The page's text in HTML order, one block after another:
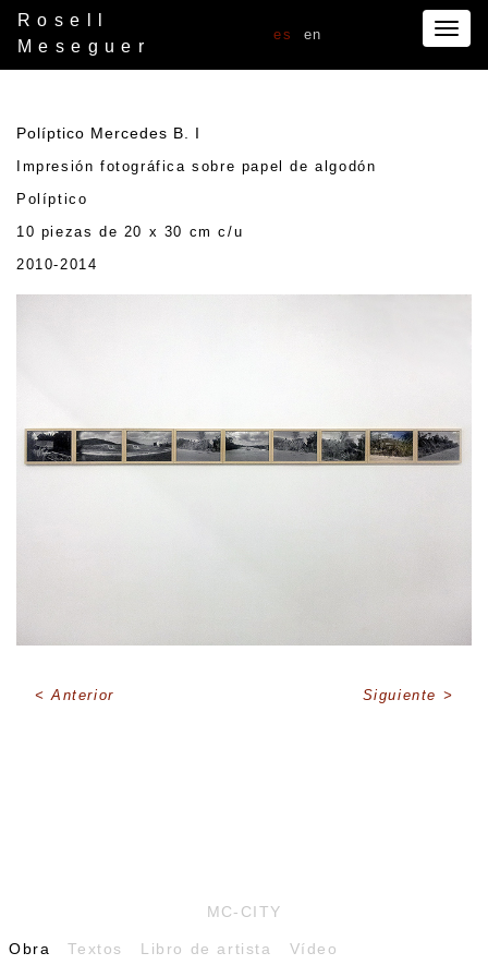
Rosell
Meseguer
es en
MC-CITY
Obra Textos Libro de artista Vídeo
Políptico Mercedes B. I
Impresión fotográfica sobre papel de algodón
Políptico
10 piezas de 20 x 30 cm c/u
2010-2014
Anterior Siguiente